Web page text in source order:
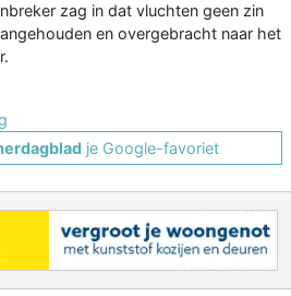
zag in dat vluchten geen zin
en overgebracht naar het
je Google-favoriet